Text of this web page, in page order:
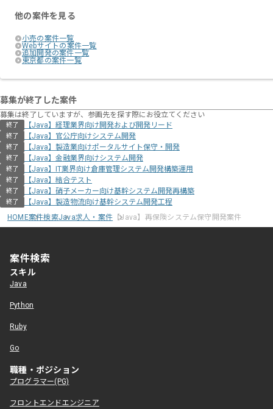
他の案件を見る
小売の案件一覧
Webサイトの案件一覧
追加開発の案件一覧
東京都の案件一覧
募集が終了した案件
募集は終了していますが、参画先を探す際にお役立てください
終了 【Java】経理業界向け開発および開発リード
終了 【Java】官公庁向けシステム開発
終了 【Java】製造業向けポータルサイト保守・開発
終了 【Java】金融業界向けシステム開発
終了 【Java】IT業界向け倉庫管理システム開発構築運用
終了 【Java】結合テスト
終了 【Java】硝子メーカー向け基幹システム開発再構築
終了
【Java】製造物流向け基幹システム開発工程
HOME案件検索Java求人・案件 【Java】再保険システム保守開発案件
案件検索
スキル
Java
Python
Ruby
Go
職種・ポジション
プログラマー(PG)
フロントエンドエンジニア